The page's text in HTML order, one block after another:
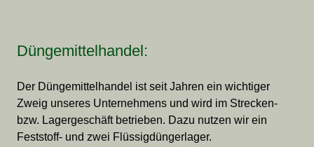
Düngemittelhandel:
Der Düngemittelhandel ist seit Jahren ein wichtiger
Zweig unseres Unternehmens und wird im Strecken-
bzw. Lagergeschäft betrieben. Dazu nutzen wir ein
Feststoff- und zwei Flüssigdüngerlager.